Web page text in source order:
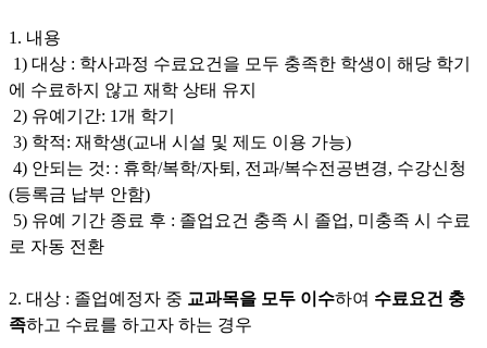
1. 내용
1) 대상 : 학사과정 수료요건을 모두 충족한 학생이 해당 학기
에 수료하지 않고 재학 상태 유지
2) 유예기간: 1개 학기
3) 학적: 재학생(교내 시설 및 제도 이용 가능)
4) 안되는 것: : 휴학/복학/자퇴, 전과/복수전공변경, 수강신청
(등록금 납부 안함)
5) 유예 기간 종료 후 : 졸업요건 충족 시 졸업, 미충족 시 수료
로 자동 전환
2. 대상 : 졸업예정자 중 교과목을 모두 이수하여 수료요건 충
족하고 수료를 하고자 하는 경우